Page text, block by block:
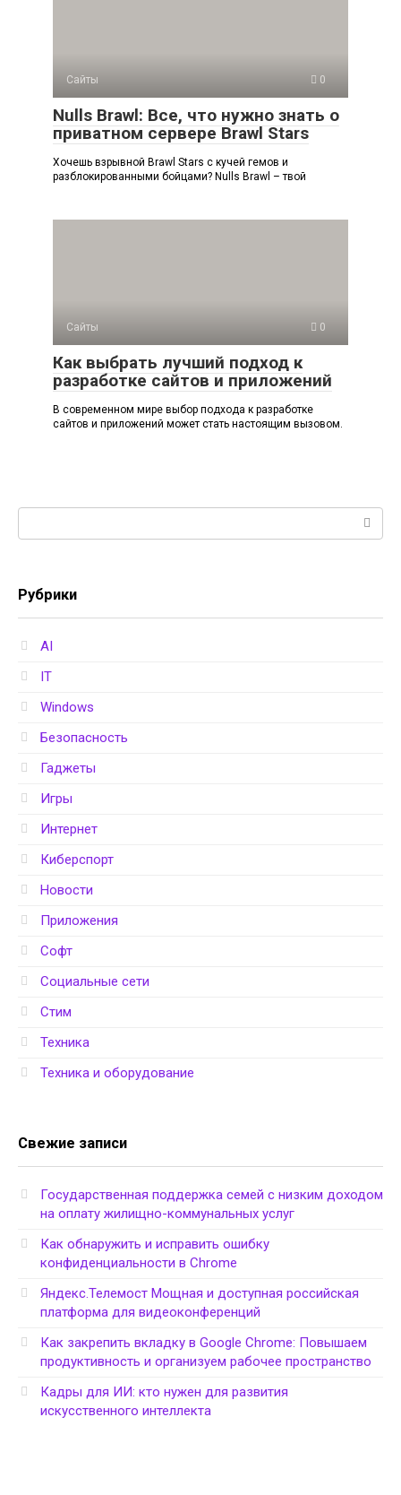
Сайты 0
Nulls Brawl: Все, что нужно знать о
приватном сервере Brawl Stars
Хочешь взрывной Brawl Stars с кучей гемов и
разблокированными бойцами? Nulls Brawl – твой
Сайты 0
Как выбрать лучший подход к
разработке сайтов и приложений
В современном мире выбор подхода к разработке
сайтов и приложений может стать настоящим вызовом.
Рубрики
AI
IT
Windows
Безопасность
Гаджеты
Игры
Интернет
Киберспорт
Новости
Приложения
Софт
Социальные сети
Стим
Техника
Техника и оборудование
Свежие записи
Государственная поддержка семей с низким доходом
на оплату жилищно-коммунальных услуг
Как обнаружить и исправить ошибку
конфиденциальности в Chrome
Яндекс.Телемост Мощная и доступная российская
платформа для видеоконференций
Как закрепить вкладку в Google Chrome: Повышаем
продуктивность и организуем рабочее пространство
Кадры для ИИ: кто нужен для развития
искусственного интеллекта